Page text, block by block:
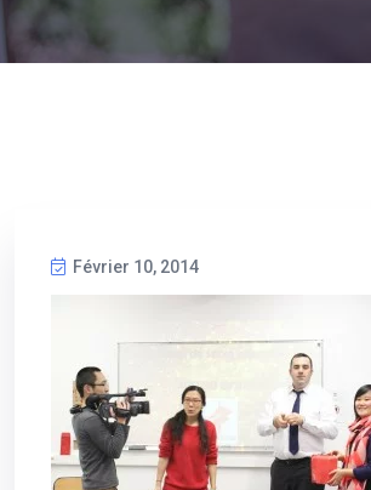
Février 10, 2014